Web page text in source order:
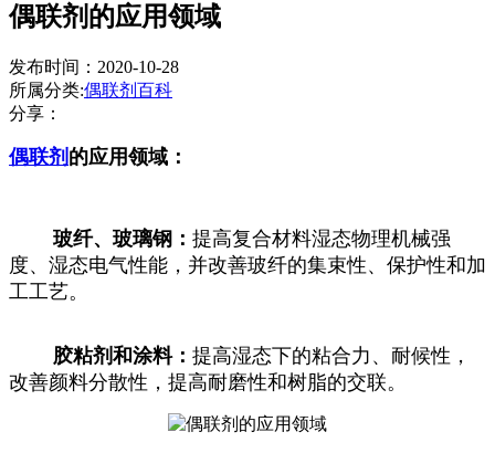
偶联剂的应用领域
发布时间：2020-10-28
所属分类:偶联剂百科
分享：
偶联剂 的应用领域：
玻纤、玻璃钢： 提高复合材料湿态物理机械强
度、湿态电气性能，并改善玻纤的集束性、保护性和加
工工艺。
胶粘剂和涂料： 提高湿态下的粘合力、耐候性，
改善颜料分散性，提高耐磨性和树脂的交联。